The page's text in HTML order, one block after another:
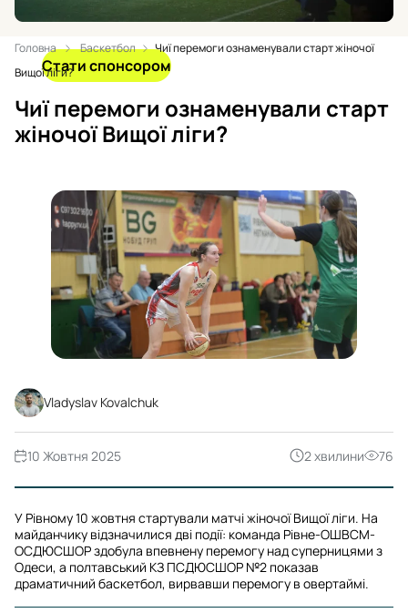
Стати спонсором
Головна Баскетбол
Чиї перемоги ознаменували старт жіночої
Вищої ліги?
Чиї перемоги ознаменували старт
жіночої Вищої ліги?
Vladyslav Kovalchuk
2 хвилини 76
10 Жовтня 2025
У Рівному 10 жовтня стартували матчі жіночої Вищої ліги. На
майданчику відзначилися дві події: команда Рівне-ОШВСМ-
ОСДЮСШОР здобула впевнену перемогу над суперницями з
Одеси, а полтавський КЗ ПСДЮСШОР №2 показав
драматичний баскетбол, вирвавши перемогу в овертаймі.